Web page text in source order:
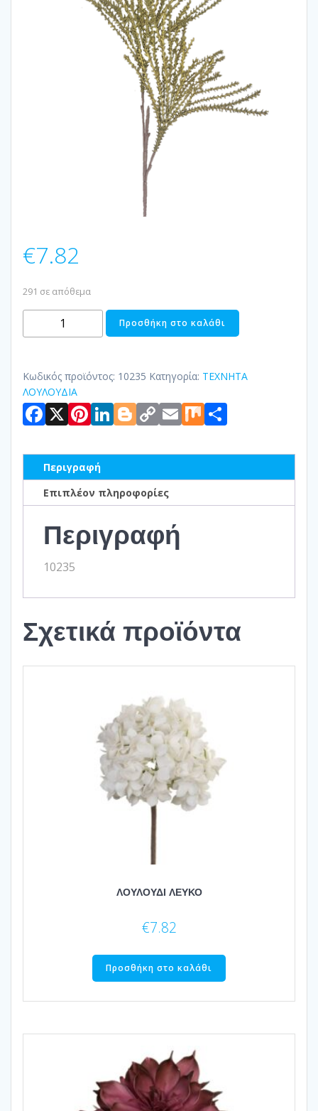
€7.82
291 σε απόθεμα
ΠΡΑΣΙΝΟ
Προσθήκη στο καλάθι
Κωδικός προϊόντος: 10235 Κατηγορία: ΤΕΧΝΗΤΑ
ΛΟΥΛΟΥΔΙΑ
Facebook
X Pinterest
LinkedIn
Blogger
Copy
Link
Email
Mix
Περιγραφή
Επιπλέον πληροφορίες
Περιγραφή
10235
Σχετικά προϊόντα
ΛΟΥΛΟΥΔΙ ΛΕΥΚΟ
€7.82
Προσθήκη στο καλάθι